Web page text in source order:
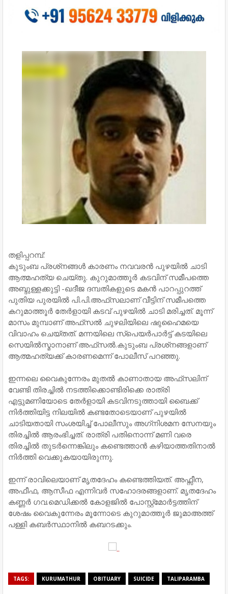
തളിപ്പറമ്പ്:
കുടുംബ പ്രശ്‌നങ്ങള്‍ കാരണം നവവരന്‍ പുഴയില്‍ ചാടി
ആത്മഹത്യ ചെയ്തു. കുറുമാത്തൂര്‍ കടവിന് സമീപത്തെ
അബ്ദുള്ളക്കുട്ടി -ഖദീജ ദമ്പതികളുടെ മകന്‍ പാറപ്പുറത്ത്
പുതിയ പുരയില്‍ പി.പി.അഫ്‌സലാണ് വീട്ടിന് സമീപത്തെ
കറുമാത്തൂര്‍ തേര്‍ളായി കടവ് പുഴയില്‍ ചാടി മരിച്ചത്. മൂന്ന്
മാസം മുമ്പാണ് അഫ്‌സല്‍ ചുഴലിയിലെ ഷുഹൈമയെ
വിവാഹം ചെയ്തത്. മന്നയിലെ സ്പെയര്‍പാര്‍ട്ട് കടയിലെ
സെയില്‍സ്മാനാണ് അഫ്‌സല്‍.കുടുംബ പ്രശ്‌നങ്ങളാണ്
ആത്മഹത്യക്ക് കാരണമെന്ന് പോലീസ് പറഞ്ഞു.
ഇന്നലെ വൈകുന്നേരം മുതല്‍ കാണാതായ അഫ്‌സലിന്
വേണ്ടി തിരച്ചില്‍ നടത്തിക്കൊണ്ടിരിക്കെ രാത്രി
എട്ടുമണിയോടെ തേര്‍ളായി കടവിനടുത്തായി ബൈക്ക്
നിര്‍ത്തിയിട്ട നിലയില്‍ കണ്ടതോടെയാണ് പുഴയില്‍
ചാടിയതായി സംശയിച്ച് പോലീസും അഗ്‌നിശമന സേനയും
തിരച്ചില്‍ ആരംഭിച്ചത്. രാത്രി പതിനൊന്ന് മണി വരെ
തിരച്ചില്‍ തുടര്‍ന്നെങ്കിലും കണ്ടെത്താന്‍ കഴിയാത്തതിനാല്‍
നിര്‍ത്തി വെക്കുകയായിരുന്നു.
ഇന്ന് രാവിലെയാണ് മൃതദേഹം കണ്ടെത്തിയത്. അഫ്സീന,
അഫീഫ, ആസീഫ എന്നിവര്‍ സഹോദരങ്ങളാണ്. മൃതദേഹം
കണ്ണര്‍ ഗവ.മെഡിക്കല്‍ കോളജില്‍ പോസ്റ്റ്‌മോര്‍ട്ടത്തിന്
ശേഷം വൈകുന്നേരം മൂന്നോടെ കുറുമാത്തൂര്‍ ജുമാഅത്ത്
പള്ളി കബര്‍സ്ഥാനില്‍ കബറടക്കും.
TAGS: KURUMATHUR OBITUARY SUICIDE TALIPARAMBA